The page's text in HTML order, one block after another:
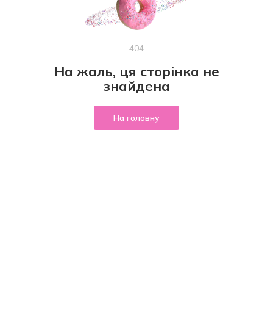
404
На жаль, ця сторінка не
знайдена
На головну